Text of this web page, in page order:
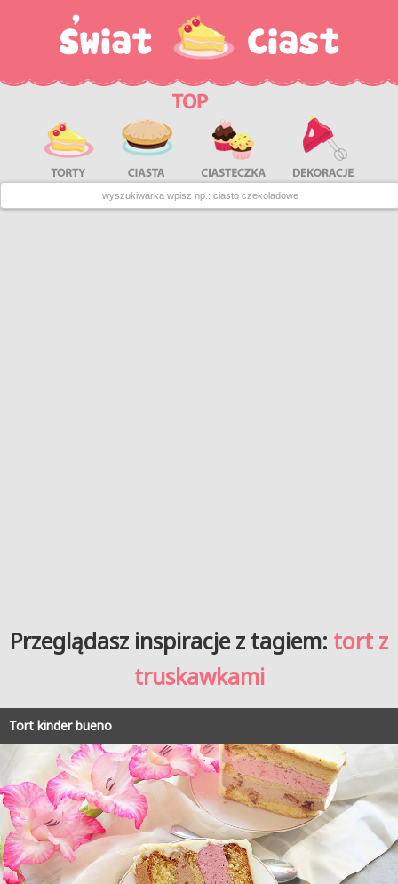
Przeglądasz inspiracje z tagiem: tort z
truskawkami
Tort kinder bueno